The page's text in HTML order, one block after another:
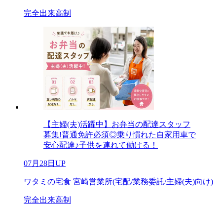
完全出来高制
【主婦(夫)活躍中】お弁当の配達スタッフ
募集!普通免許必須◎乗り慣れた自家用車で
安心配達♪子供を連れて働ける！
07月28日UP
ワタミの宅食 宮崎営業所(宅配/業務委託/主婦(夫)向け)
完全出来高制